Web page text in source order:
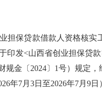
保贷款借款人资格核
发<山西省创业担保贷
金〔2024〕1号）规定
年7月3日至2026年7月9